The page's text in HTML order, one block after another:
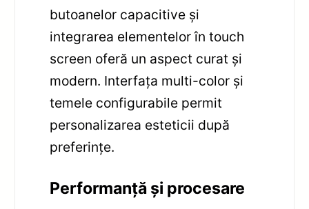
butoanelor capacitive și
integrarea elementelor în touch
screen oferă un aspect curat și
modern. Interfața multi-color și
temele configurabile permit
personalizarea esteticii după
preferințe.
Performanță și procesare